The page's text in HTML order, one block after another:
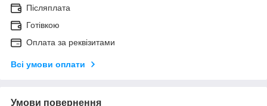
Післяплата
Готівкою
Оплата за реквізитами
Всі умови оплати
Умови повернення